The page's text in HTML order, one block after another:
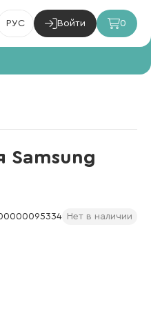
РУС Войти 0
Samsung
Нет в наличии